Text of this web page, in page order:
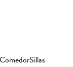
Sillas